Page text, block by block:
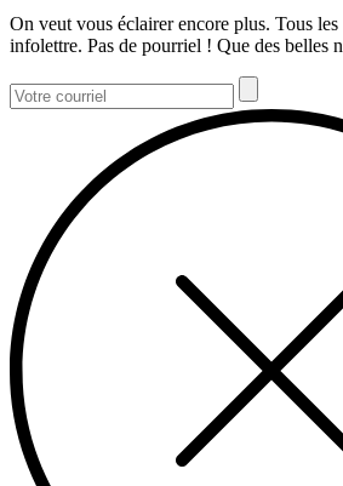
On veut vous éclairer encore plus. Tous
infolettre. Pas de pourriel ! Que des belles